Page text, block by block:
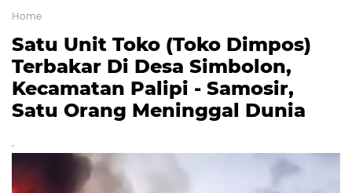
Home
Satu Unit Toko (Toko Dimpos)
Terbakar Di Desa Simbolon,
Kecamatan Palipi - Samosir,
Satu Orang Meninggal Dunia